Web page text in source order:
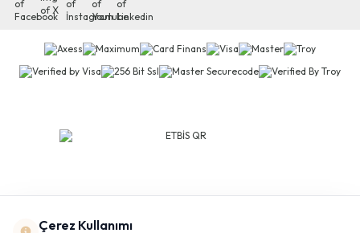
Facebook
X İnstagram
Youtube
Çerez Kullanımı